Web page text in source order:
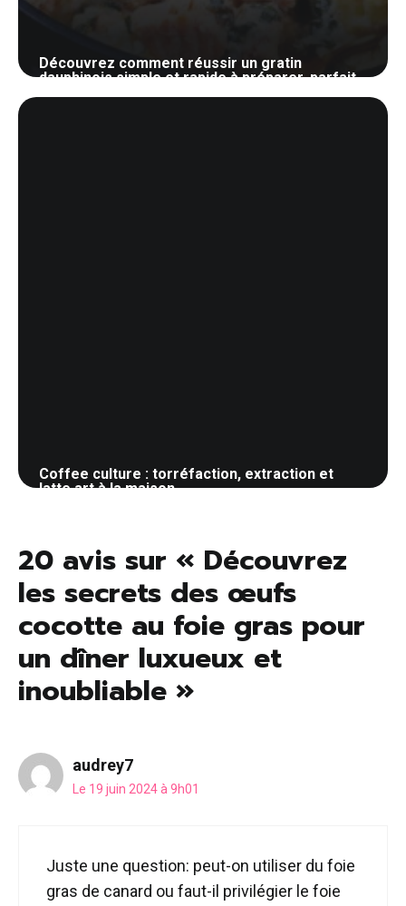
Découvrez comment réussir un gratin
dauphinois simple et rapide à préparer, parfait
Coffee culture : torréfaction, extraction et
latte art à la maison
20 avis sur « Découvrez
les secrets des œufs
cocotte au foie gras pour
un dîner luxueux et
inoubliable »
audrey7
Le 19 juin 2024 à 9h01
Juste une question: peut-on utiliser du foie
gras de canard ou faut-il privilégier le foie